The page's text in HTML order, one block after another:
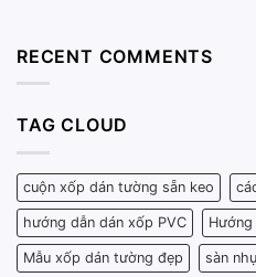
RECENT COMMENTS
TAG CLOUD
cuộn xốp dán tường sẵn keo
hướng dẫn dán xốp PVC
Mẫu xốp dán tường đẹp sàn